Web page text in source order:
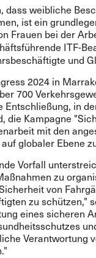
dass weibliche
ist ein
Frauen bei der
ITF-
und
2024 in
700
Entschließung, in
die Kampagne
mit den
globaler Ebene
Vorfall
zu
von
zu schützen,"
eines sicheren
Verantwortung